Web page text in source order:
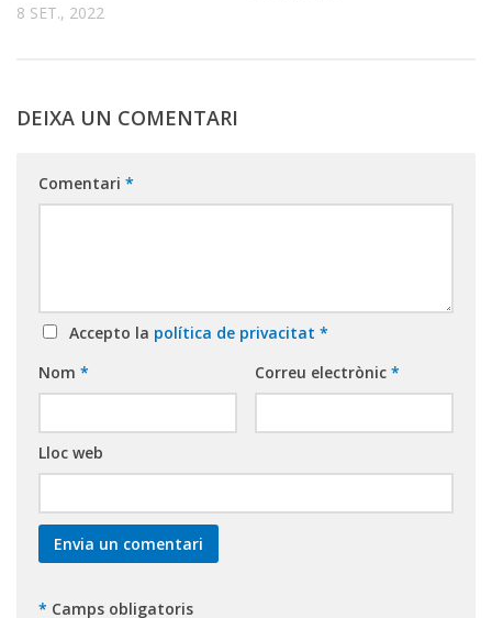
8 SET., 2022
DEIXA UN COMENTARI
Comentari *
Accepto la política de privacitat *
Nom * Correu electrònic *
Lloc web
* Camps obligatoris